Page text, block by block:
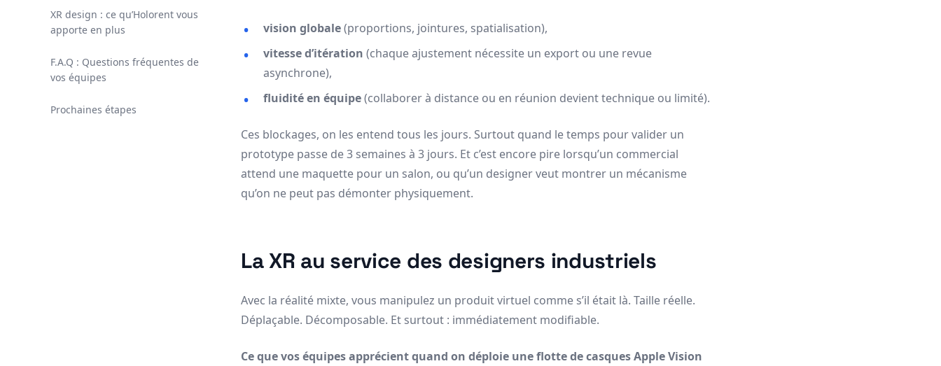
XR design : ce qu’Holorent vous
apporte en plus
F.A.Q : Questions fréquentes de
vos équipes
Prochaines étapes
vision globale(proportions, jointures, spatialisation),
vitesse d’itération (chaque ajustement nécessite un export ou une revue
asynchrone),
fluidité en équipe(collaborer à distance ou en réunion devient technique ou limité).
Ces blockages, on les entend tous les jours. Surtout quand le temps pour valider un
prototype passe de 3 semaines à 3 jours. Et c’est encore pire lorsqu’un commercial
attend une maquette pour un salon, ou qu’un designer veut montrer un mécanisme
qu’on ne peut pas démonter physiquement.
La XR au service des designers industriels
Avec la réalité mixte, vous manipulez un produit virtuel comme s’il était là. Taille réelle.
Déplaçable. Décomposable. Et surtout : immédiatement modifiable.
Ce que vos équipes apprécient quand on déploie une flotte de casques Apple Vision